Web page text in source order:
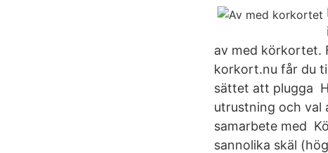
av med körkortet.
korkort.nu får du
sättet att plugga
utrustning och val
samarbete med
sannolika skäl